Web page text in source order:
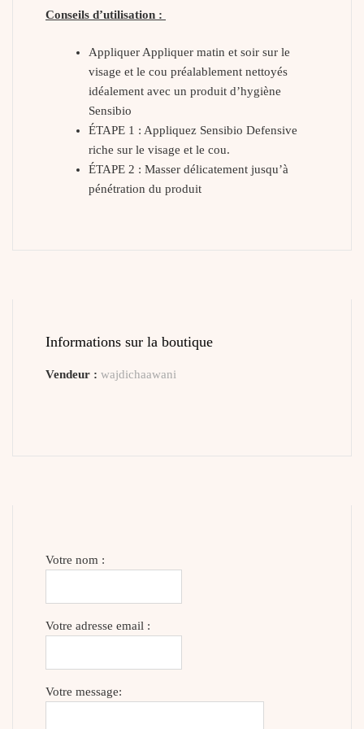
Conseils d’utilisation :
Appliquer Appliquer matin et soir sur le
visage et le cou préalablement nettoyés
idéalement avec un produit d’hygiène
Sensibio
ÉTAPE 1 : Appliquez Sensibio Defensive
riche sur le visage et le cou.
ÉTAPE 2 : Masser délicatement jusqu’à
pénétration du produit
Informations sur la boutique
Vendeur : wajdichaawani
Votre nom :
Votre adresse email :
Votre message: